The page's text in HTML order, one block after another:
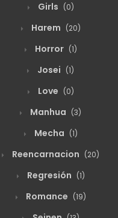
Girls (0)
Harem (20)
Horror (1)
Josei (1)
Love (0)
Manhua (3)
Mecha (1)
Reencarnacion (20)
Regresión (1)
Romance (19)